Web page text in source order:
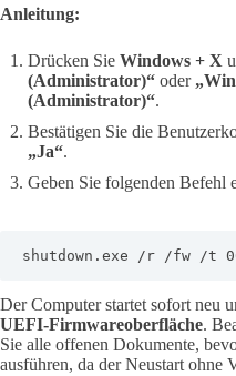
Anleitung:
Drücken Sie Windows + X
(Administrator)“ oder
(Administrator)“.
Bestätigen Sie die
„Ja“.
Geben Sie folgenden Befehl
shutdown.exe /r /fw /t
Der Computer startet sofort neu
UEFI-Firmwareoberfläche.
Sie alle offenen Dokumente,
ausführen, da der Neustart ohne